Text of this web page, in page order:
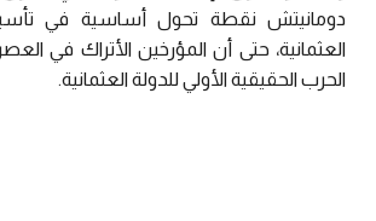
دومانيتش نقطة تحول أساسية في
العثمانية، حتى أن المؤرخين الأتراك في
الحرب الحقيقية الأولي للدولة العثمانية.